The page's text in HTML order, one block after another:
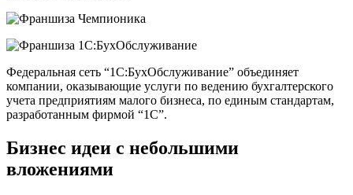
Федеральная сеть “1С:БухОбслуживание” объединяет
компании, оказывающие услуги по ведению бухгалтерского
учета предприятиям малого бизнеса, по единым стандартам,
разработанным фирмой “1С”.
Бизнес идеи с небольшими
вложениями